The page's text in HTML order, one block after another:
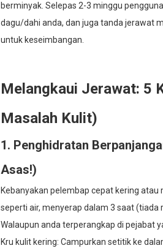
berminyak. Selepas 2-3 minggu
dagu/dahi anda, dan juga tanda jerawat
untuk keseimbangan.
Melangkaui Jerawat: 5
Masalah Kulit)
1. Penghidratan
Asas!)
Kebanyakan pelembap cepat kering
seperti air, menyerap dalam 3 saat
Walaupun anda terperangkap di pejabat
Kru kulit kering: Campurkan setitik ke